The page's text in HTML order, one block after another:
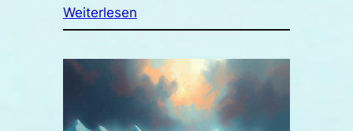
Weiterlesen